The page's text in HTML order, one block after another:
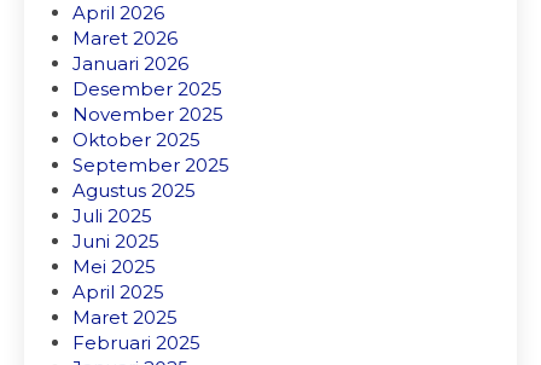
April 2026
Maret 2026
Januari 2026
Desember 2025
November 2025
Oktober 2025
September 2025
Agustus 2025
Juli 2025
Juni 2025
Mei 2025
April 2025
Maret 2025
Februari 2025